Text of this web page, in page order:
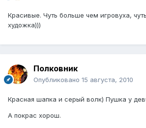
Красивые. Чуть больше чем игровуха,
художка)))
Полковник
Опубликовано 15 августа, 2010
Красная шапка и серый волк) Пушка у
А покрас хорош.